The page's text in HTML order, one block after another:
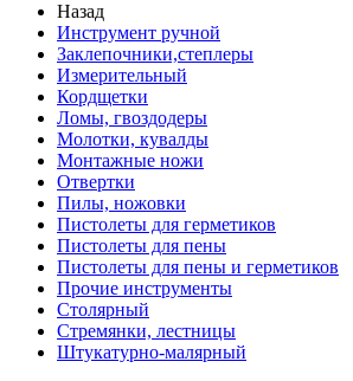
Назад
Инструмент ручной
Заклепочники,степлеры
Измерительный
Кордщетки
Ломы, гвоздодеры
Молотки, кувалды
Монтажные ножи
Отвертки
Пилы, ножовки
Пистолеты для герметиков
Пистолеты для пены
Пистолеты для пены и герметиков
Прочие инструменты
Столярный
Стремянки, лестницы
Штукатурно-малярный